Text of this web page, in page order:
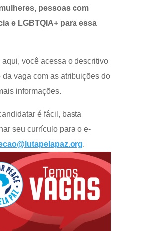
pessoas com
e LGBTQIA+ para essa
você acessa o descritivo
da vaga com as atribuições do
informações.
é fácil, basta
seu currículo para o e-
.